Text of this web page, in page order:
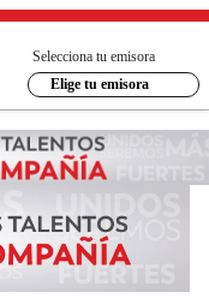
Selecciona tu emisora
Elige tu emisora